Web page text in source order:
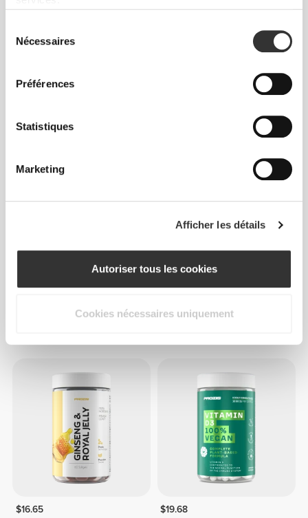
Nécessaires
Préférences
Statistiques
Marketing
Afficher les détails
Autoriser tous les cookies
Cookies nécessaires uniquement
Korean Ginseng 60 caps
25%
$16.65
$19.68